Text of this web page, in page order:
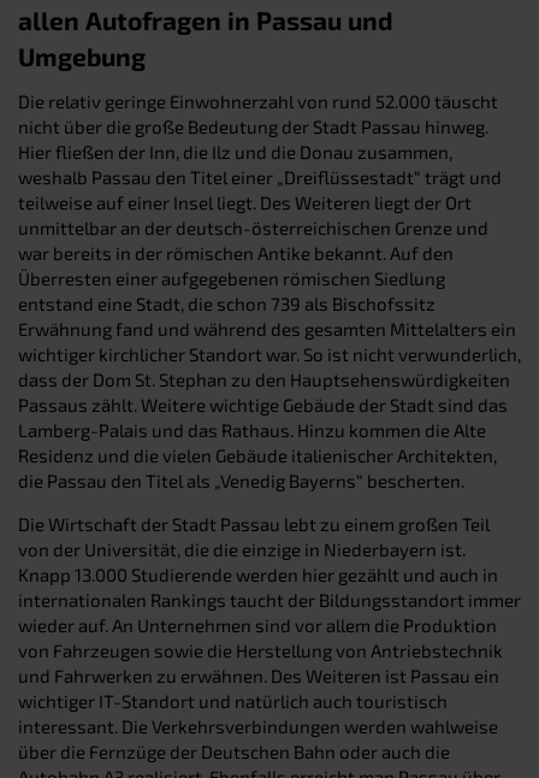
allen Autofragen in Passau und
Umgebung
Die relativ geringe Einwohnerzahl von rund 52.000 täuscht
nicht über die große Bedeutung der Stadt Passau hinweg.
Hier fließen der Inn, die Ilz und die Donau zusammen,
weshalb Passau den Titel einer „Dreiflüssestadt“ trägt und
teilweise auf einer Insel liegt. Des Weiteren liegt der Ort
unmittelbar an der deutsch-österreichischen Grenze und
war bereits in der römischen Antike bekannt. Auf den
Überresten einer aufgegebenen römischen Siedlung
entstand eine Stadt, die schon 739 als Bischofssitz
Erwähnung fand und während des gesamten Mittelalters ein
wichtiger kirchlicher Standort war. So ist nicht verwunderlich,
dass der Dom St. Stephan zu den Hauptsehenswürdigkeiten
Passaus zählt. Weitere wichtige Gebäude der Stadt sind das
Lamberg-Palais und das Rathaus. Hinzu kommen die Alte
Residenz und die vielen Gebäude italienischer Architekten,
die Passau den Titel als „Venedig Bayerns“ bescherten.
Die Wirtschaft der Stadt Passau lebt zu einem großen Teil
von der Universität, die die einzige in Niederbayern ist.
Knapp 13.000 Studierende werden hier gezählt und auch in
internationalen Rankings taucht der Bildungsstandort immer
wieder auf. An Unternehmen sind vor allem die Produktion
von Fahrzeugen sowie die Herstellung von Antriebstechnik
und Fahrwerken zu erwähnen. Des Weiteren ist Passau ein
wichtiger IT-Standort und natürlich auch touristisch
interessant. Die Verkehrsverbindungen werden wahlweise
über die Fernzüge der Deutschen Bahn oder auch die